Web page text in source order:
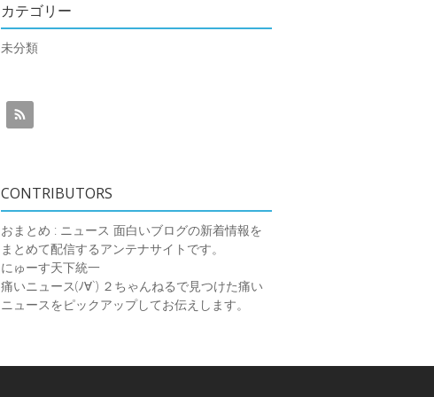
カテゴリー
未分類
CONTRIBUTORS
おまとめ : ニュース 面白いブログの新着情報を
まとめて配信するアンテナサイトです。
にゅーす天下統一
痛いニュース(ﾉ∀`) ２ちゃんねるで見つけた痛い
ニュースをピックアップしてお伝えします。